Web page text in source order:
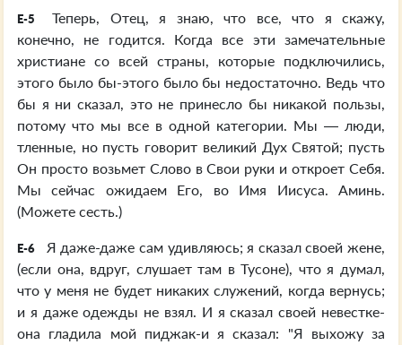
E-5
Теперь, Отец, я знаю, что все, что я скажу,
конечно, не годится. Когда все эти замечательные
христиане со всей страны, которые подключились,
этого было бы-этого было бы недостаточно. Ведь что
бы я ни сказал, это не принесло бы никакой пользы,
потому что мы все в одной категории. Мы — люди,
тленные, но пусть говорит великий Дух Святой; пусть
Он просто возьмет Слово в Свои руки и откроет Себя.
Мы сейчас ожидаем Его, во Имя Иисуса. Аминь.
(Можете сесть.)
E-6
Я даже-даже сам удивляюсь; я сказал своей жене,
(если она, вдруг, слушает там в Тусоне), что я думал,
что у меня не будет никаких служений, когда вернусь;
и я даже одежды не взял. И я сказал своей невестке-
она гладила мой пиджак-и я сказал: "Я выхожу за